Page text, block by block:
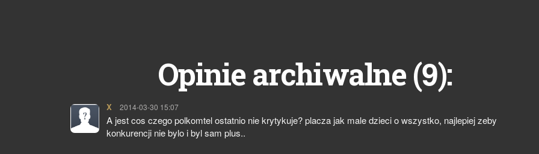
Opinie archiwalne (9):
X pisze:
2014-03-30 15:07
A jest cos czego polkomtel ostatnio nie krytykuje? placza jak male dzieci o wszystko, najlepiej zeby
konkurencji nie bylo i byl sam plus..